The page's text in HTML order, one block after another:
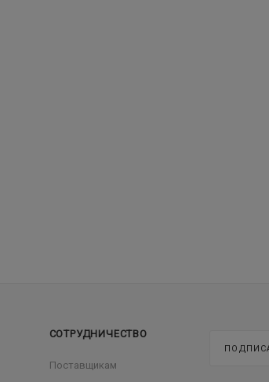
СОТРУДНИЧЕСТВО
Поставщикам